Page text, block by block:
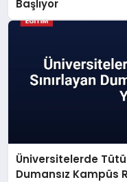
Başlıyor
Üniversitelerde
Dumansız Kampüs